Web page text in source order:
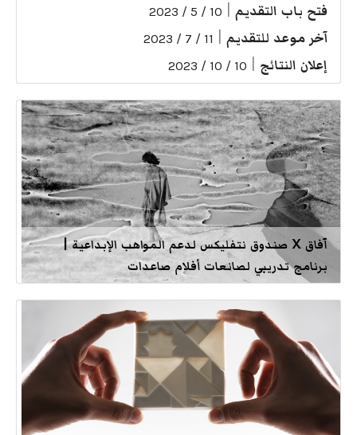
فتح باب التقديم 10 / 5 / 2023
آخر موعد للتقديم 11 / 7 / 2023
إعلان النتائج 10 / 10 / 2023
آفاق X صندوق نتفليكس لدعم المواهب الإبداعية |
برنامج تدريبي لصانعات أفلام صاعدات